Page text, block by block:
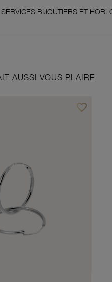
ET HORLOGERS
AUSSI VOUS PLAIRE
favorite_borderAjouter à